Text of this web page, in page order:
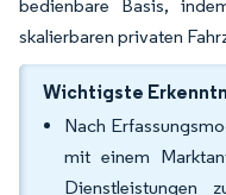
bedienbare Basis,
skalierbaren privaten
Wichtigste
Nach
mit einem
Dienstleistungen